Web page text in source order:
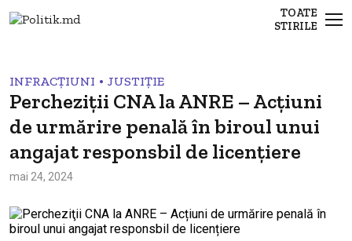
TOATE
STIRILE
INFRACȚIUNI • JUSTIȚIE
Percheziţii CNA la ANRE – Acțiuni
de urmărire penală în biroul unui
angajat responsbil de licențiere
mai 24, 2024